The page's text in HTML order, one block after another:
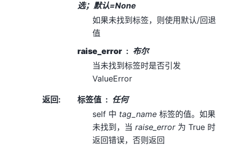
选；默认=None
如果未找到标签，则使用默认/回退
值
raise_error
布尔
当未找到标签时是否引发
ValueError
返回: 标签值
任何
self 中 tag_name 标签的值。如果
未找到，当 raise_error为 True 时
返回错误，否则返回